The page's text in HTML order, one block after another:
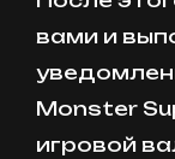
вами и
Monster
игровой